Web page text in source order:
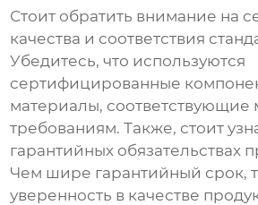
Стоит обратить внимание на
качества и соответствия
Убедитесь, что используются
сертифицированные
материалы,
требованиям. Также, стоит
гарантийных обязательствах
Чем шире гарантийный срок,
уверенность в качестве